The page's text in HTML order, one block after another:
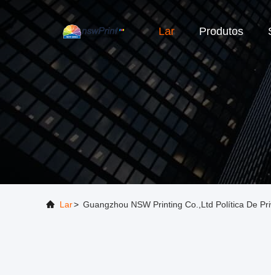
Lar Produtos
Lar> Guangzhou NSW Printing Co.,ltd Política De